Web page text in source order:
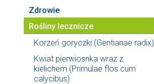
Zdrowie
Rośliny lecznicze
Korzeń goryczki (Gentianae radix)
Kwiat pierwiosnka wraz z
kielichem (Primulae flos cum
calycibus)